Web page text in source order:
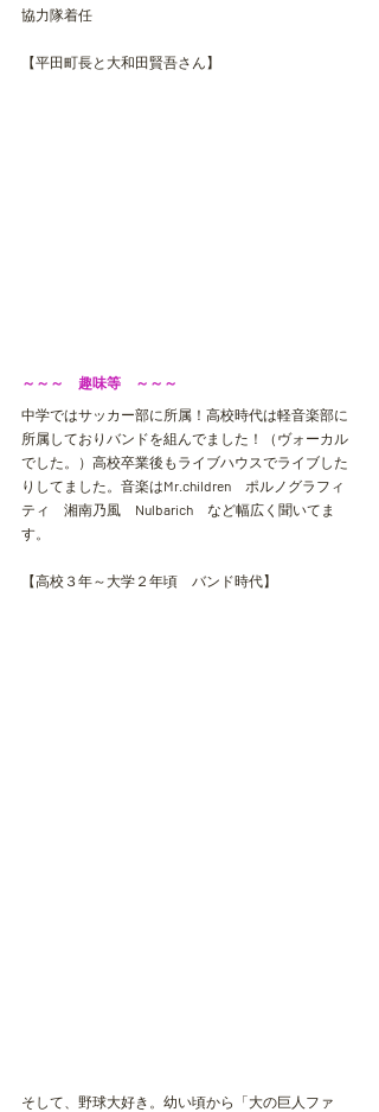
協力隊着任
【平田町長と大和田賢吾さん】
～～～　趣味等　～～～
中学ではサッカー部に所属！高校時代は軽音楽部に
所属しておりバンドを組んでました！（ヴォーカル
でした。）高校卒業後もライブハウスでライブした
りしてました。音楽はMr.children ポルノグラフィ
ティ　湘南乃風 Nulbarich など幅広く聞いてま
す。
【高校３年～大学２年頃　バンド時代】
そして、野球大好き。幼い頃から「大の巨人ファ